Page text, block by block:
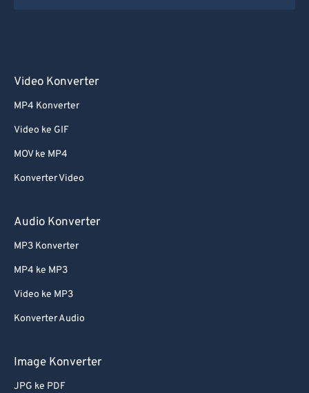
Video Konverter
MP4 Konverter
Video ke GIF
MOV ke MP4
Konverter Video
Audio Konverter
MP3 Konverter
MP4 ke MP3
Video ke MP3
Konverter Audio
Image Konverter
JPG ke PDF